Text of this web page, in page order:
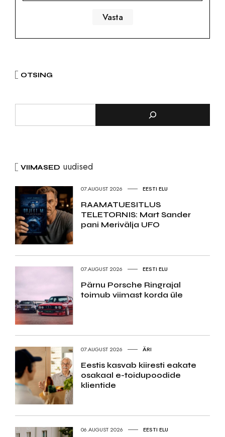
OTSING
VIIMASED uudised
07.AUGUST 2026 EESTI ELU
RAAMATUESITLUS
TELETORNIS: Mart Sander
pani Merivälja UFO
07.AUGUST 2026 EESTI ELU
Pärnu Porsche Ringrajal
toimub viimast korda üle
07.AUGUST 2026 ÄRI
Eestis kasvab kiiresti eakate
osakaal e-toidupoodide
klientide
06.AUGUST 2026 EESTI ELU